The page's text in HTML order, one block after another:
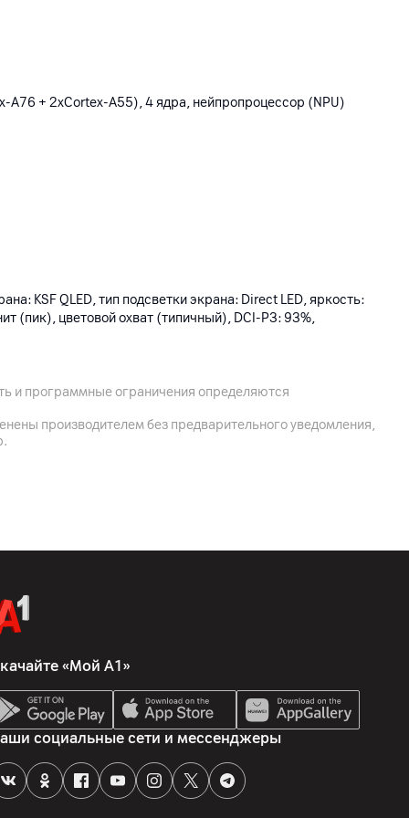
A76 + 2xCortex-A55), 4 ядра, нейпропроцессор (NPU)
KSF QLED, тип подсветки экрана: Direct LED, яркость:
(пик), цветовой охват (типичный), DCI-P3: 93%,
и программные ограничения определяются
производителем без предварительного уведомления,
«Мой А1»
социальные сети и мессенджеры